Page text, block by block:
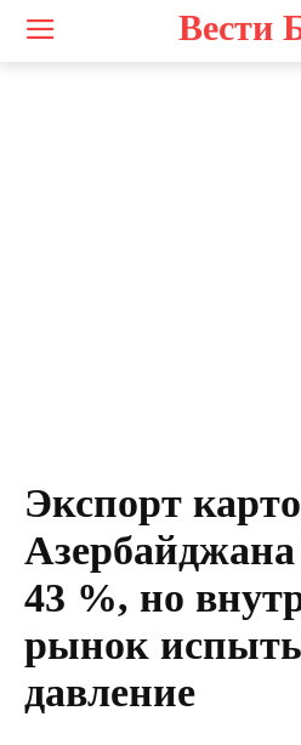
Вести
Экспорт
43 %, но
рынок
давление